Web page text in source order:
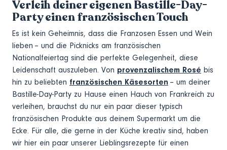
Verleih deiner eigenen Bastille-Day-
Party einen französischen Touch
Es ist kein Geheimnis, dass die Franzosen Essen und Wein
lieben – und die Picknicks am französischen
Nationalfeiertag sind die perfekte Gelegenheit, diese
Leidenschaft auszuleben. Von provenzalischem Rosé bis
hin zu beliebten französischen Käsesorten – um deiner
Bastille-Day-Party zu Hause einen Hauch von Frankreich zu
verleihen, brauchst du nur ein paar dieser typisch
französischen Produkte aus deinem Supermarkt um die
Ecke. Für alle, die gerne in der Küche kreativ sind, haben
wir hier ein paar unserer Lieblingsrezepte für einen